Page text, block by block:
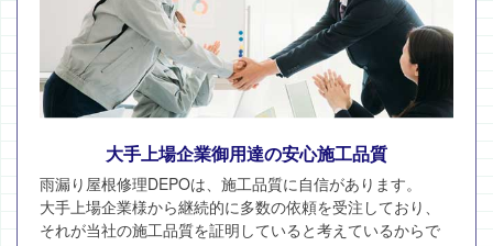
大手上場企業御用達の安心施工品質
雨漏り屋根修理DEPOは、施工品質に自信があります。
大手上場企業様から継続的に多数の依頼を受注しており、
それが当社の施工品質を証明していると考えているからで